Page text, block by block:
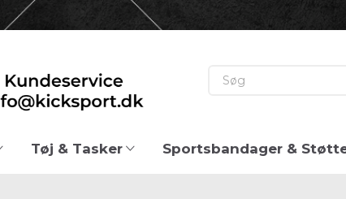
Tøj & Tasker Sportsbandager &